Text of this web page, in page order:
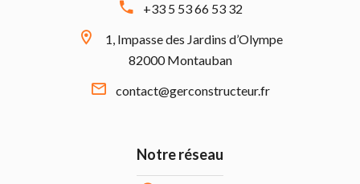
+33 5 53 66 53 32
1, Impasse des Jardins d’Olympe
82000 Montauban
contact@gerconstructeur.fr
Notre réseau